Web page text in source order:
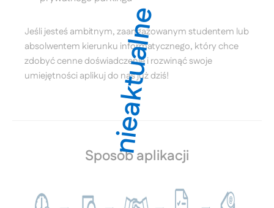
nieaktualne
Jeśli jesteś ambitnym, zaangażowanym studentem lub
absolwentem kierunku informatycznego, który chce
zdobyć cenne doświadczenie i rozwinąć swoje
umiejętności aplikuj do nas już dziś!
Sposób aplikacji